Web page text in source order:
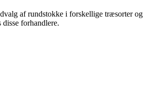
af rundstokke i forskellige træsorter og
forhandlere.